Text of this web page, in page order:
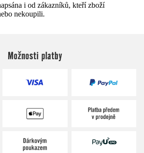
i od zákazníků, kteří zboží
nekoupili.
Možnosti platby